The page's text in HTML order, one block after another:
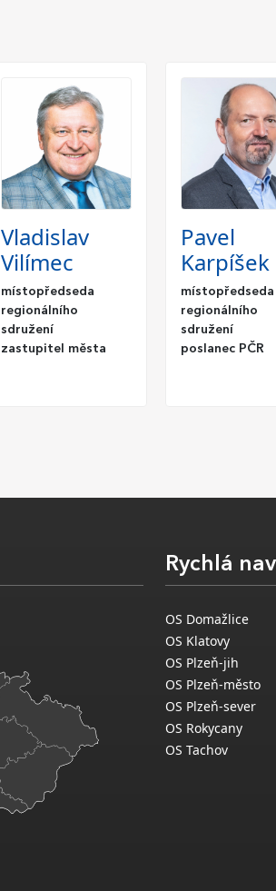
Vladislav
Vilímec
místopředseda
regionálního
sdružení
zastupitel města
Pavel
Karpíšek
místopředseda
regionálního
sdružení
poslanec PČR
Rychlá
OS Domažlice
OS Klatovy
OS Plzeň-jih
OS Plzeň-město
OS Plzeň-sever
OS Rokycany
OS Tachov